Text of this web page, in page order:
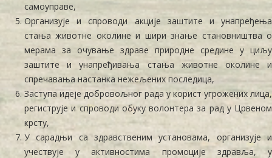
самоуправе,
Организује и спроводи акције заштите и унапређења
стања животне околине и шири знање становништва о
мерама за очување здраве природне средине у циљу
заштите и унапређивања стања животне околине и
спречавања настанка нежељених последица,
Заступа идеје добровољног рада у корист угрожених лица,
региструје и спроводи обуку волонтера за рад у Црвеном
крсту,
У сарадњи са здравственим установама, организује и
учествује у активностима промоције здравља, у